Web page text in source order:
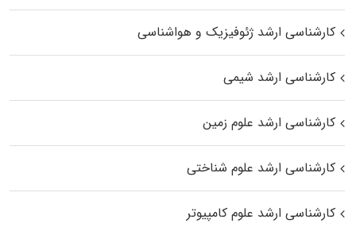
کارشناسی ارشد ژئوفیزیک و هواشناسی
کارشناسی ارشد شیمی
کارشناسی ارشد علوم زمین
کارشناسی ارشد علوم شناختی
کارشناسی ارشد علوم کامپیوتر